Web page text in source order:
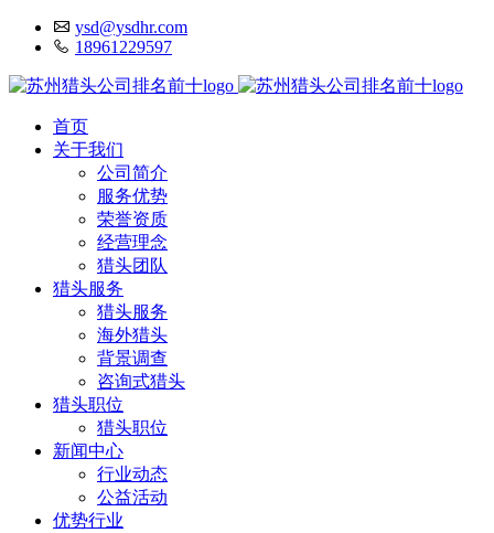
ysd@ysdhr.com
18961229597
首页
关于我们
公司简介
服务优势
荣誉资质
经营理念
猎头团队
猎头服务
猎头服务
海外猎头
背景调查
咨询式猎头
猎头职位
猎头职位
新闻中心
行业动态
公益活动
优势行业